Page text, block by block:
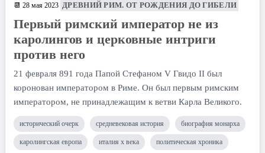
📆 28 мая 2023 ДРЕВНИЙ РИМ. ОТ РОЖДЕНИЯ ДО ГИБЕЛИ
Первый римский император не из
каролингов и церковные интриги
против него
21 февраля 891 года Папой Стефаном V Гвидо II был
коронован императором в Риме. Он был первым римским
императором, не принадлежащим к ветви Карла Великого.
исторический очерк средневековая история биография монарха
каролингская европа италия x века политическая хроника